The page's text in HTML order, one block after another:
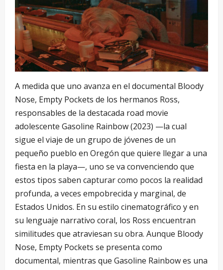
A medida que uno avanza en el documental Bloody
Nose, Empty Pockets de los hermanos Ross,
responsables de la destacada road movie
adolescente Gasoline Rainbow (2023) —la cual
sigue el viaje de un grupo de jóvenes de un
pequeño pueblo en Oregón que quiere llegar a una
fiesta en la playa—, uno se va convenciendo que
estos tipos saben capturar como pocos la realidad
profunda, a veces empobrecida y marginal, de
Estados Unidos. En su estilo cinematográfico y en
su lenguaje narrativo coral, los Ross encuentran
similitudes que atraviesan su obra. Aunque Bloody
Nose, Empty Pockets se presenta como
documental, mientras que Gasoline Rainbow es una